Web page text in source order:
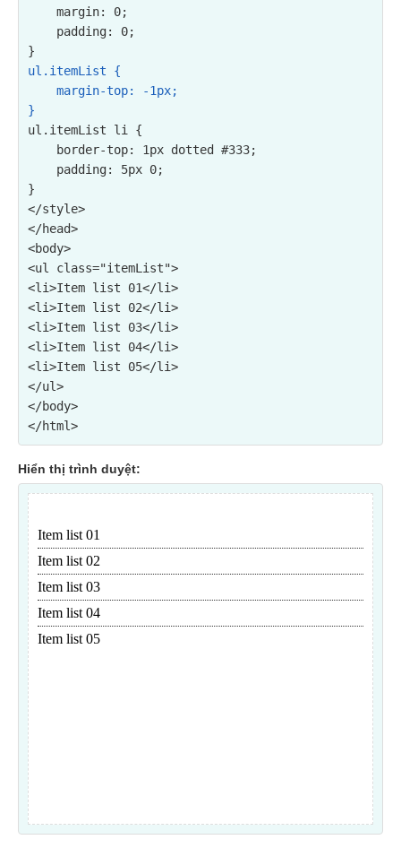
ul.itemList {
}
ul.itemList li {
}
</style>
</head>
<ul class="itemList">
<li>Item list 01</li>
<li>Item list 02</li>
<li>Item list 03</li>
<li>Item list 04</li>
<li>Item list 05</li>
</ul>
</body>
Hiển thị trình duyệt: